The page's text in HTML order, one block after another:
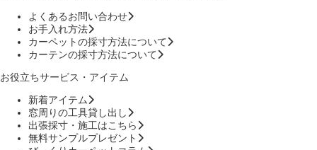
よくあるお問い合わせ
お手入れ方法
カーペットの採寸方法について
カーテンの採寸方法について
お役立ちサービス・アイテム
新着アイテム
窓周りの工具貸し出し
出張採寸・施工はこちら
無料サンプルプレゼント